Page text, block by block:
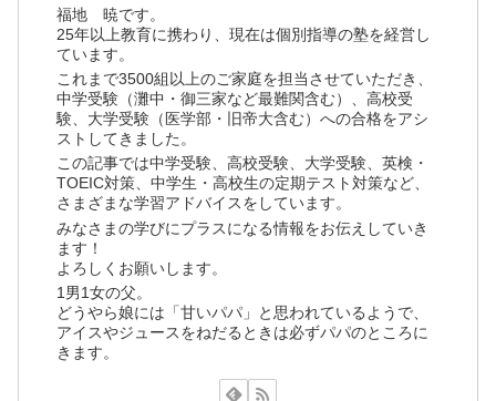
福地 暁です。
25年以上教育に携わり、現在は個別指導の塾を経営し
ています。
これまで3500組以上のご家庭を担当させていただき、
中学受験（灘中・御三家など最難関含む）、高校受
験、大学受験（医学部・旧帝大含む）への合格をアシ
ストしてきました。
この記事では中学受験、高校受験、大学受験、英検・
TOEIC対策、中学生・高校生の定期テスト対策など、
さまざまな学習アドバイスをしています。
みなさまの学びにプラスになる情報をお伝えしていき
ます！
よろしくお願いします。
1男1女の父。
どうやら娘には「甘いパパ」と思われているようで、
アイスやジュースをねだるときは必ずパパのところに
きます。